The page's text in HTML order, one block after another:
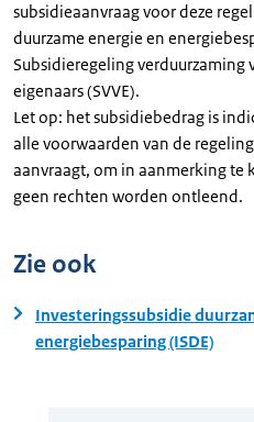
subsidieaanvraag voor deze
duurzame energie en
Subsidieregeling verduurzaming
eigenaars (SVVE).
Let op: het subsidiebedrag is
alle voorwaarden van de
aanvraagt, om in aanmerking te
geen rechten worden ontleend.
Zie ook
Investeringssubsidie
energiebesparing (ISDE)